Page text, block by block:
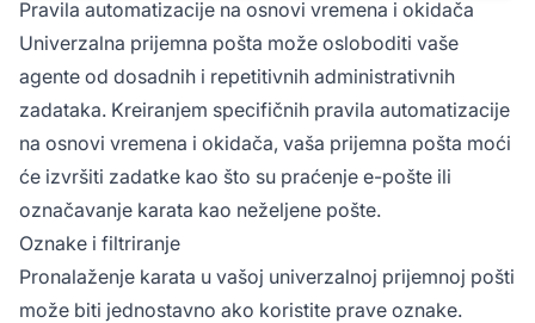
Pravila automatizacije na osnovi vremena i okidača
Univerzalna prijemna pošta može osloboditi vaše
agente od dosadnih i repetitivnih administrativnih
zadataka. Kreiranjem specifičnih pravila automatizacije
na osnovi vremena i okidača, vaša prijemna pošta moći
će izvršiti zadatke kao što su praćenje e-pošte ili
označavanje karata kao neželjene pošte.
Oznake i filtriranje
Pronalaženje karata u vašoj univerzalnoj prijemnoj pošti
može biti jednostavno ako koristite prave oznake.